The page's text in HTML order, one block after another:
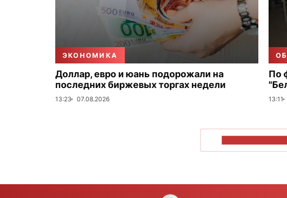
ЭКОНОМИКА
Доллар, евро и юань подорожали на
последних биржевых торгах недели
13:23 07.08.2026
По
13:11